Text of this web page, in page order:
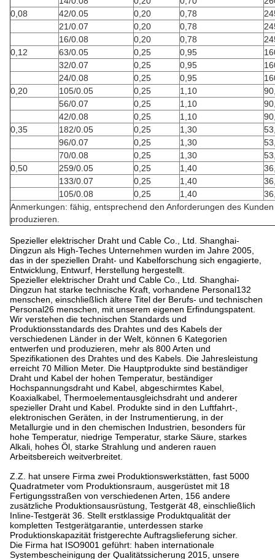
0,08
42/0.05 0,20 0,78
21/0.07
0,20 0,78
16/0.08
0,20 0,78
0,12
63/0.05 0,25 0,95
32/0.07
0,25 0,95
24/0.08
0,25 0,95
0,20
105/0.05 0,25 1,10
56/0.07
0,25 1,10
42/0.08
0,25 1,10
0,35
182/0.05 0,25 1,30
96/0.07
0,25 1,30
70/0.08
0,25 1,30
0,50
259/0.05 0,25 1,40
133/0.07
0,25 1,40
105/0.08
0,25 1,40
Anmerkungen: fähig, entsprechend den Anforderungen des
produzieren.
Spezieller elektrischer Draht und Cable Co., Ltd. Shanghai-
Dingzun als High-Teches Unternehmen wurden im Jahre 2005,
das in der speziellen Draht- und Kabelforschung sich engagierte,
Entwicklung, Entwurf, Herstellung hergestellt.
Spezieller elektrischer Draht und Cable Co., Ltd. Shanghai-
Dingzun hat starke technische Kraft, vorhandene Personal132
menschen, einschließlich ältere Titel der Berufs- und technischen
Personal26 menschen, mit unserem eigenen Erfindungspatent.
Wir verstehen die technischen Standards und
Produktionsstandards des Drahtes und des Kabels der
verschiedenen Länder in der Welt, können 6 Kategorien
entwerfen und produzieren, mehr als 800 Arten und
Spezifikationen des Drahtes und des Kabels. Die Jahresleistung
erreicht 70 Million Meter. Die Hauptprodukte sind beständiger
Draht und Kabel der hohen Temperatur, beständiger
Hochspannungsdraht und Kabel, abgeschirmtes Kabel,
Koaxialkabel, Thermoelementausgleichsdraht und anderer
spezieller Draht und Kabel. Produkte sind in den Luftfahrt-,
elektronischen Geräten, in der Instrumentierung, in der
Metallurgie und in den chemischen Industrien, besonders für
hohe Temperatur, niedrige Temperatur, starke Säure, starkes
Alkali, hohes Öl, starke Strahlung und anderen rauen
Arbeitsbereich weitverbreitet.
Z.Z. hat unsere Firma zwei Produktionswerkstätten, fast 5000
Quadratmeter vom Produktionsraum, ausgerüstet mit 18
Fertigungsstraßen von verschiedenen Arten, 156 andere
zusätzliche Produktionsausrüstung, Testgerät 48, einschließlich
Inline-Testgerät 36. Stellt erstklassige Produktqualität der
kompletten Testgerätgarantie, unterdessen starke
Produktionskapazität fristgerechte Auftragslieferung sicher.
Die Firma hat ISO9001 geführt: haben internationale
Systembescheinigung der Qualitätssicherung 2015, unsere